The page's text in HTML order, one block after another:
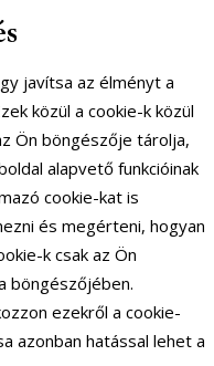
javítsa az élményt a
közül a cookie-k közül
Ön böngészője tárolja,
alapvető funkcióinak
cookie-kat is
és megérteni, hogyan
k csak az Ön
böngészőjében.
ezekről a cookie-
azonban hatással lehet a